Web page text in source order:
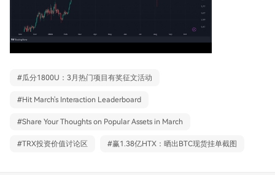
#瓜分1800U：3月热门项目有奖征文活动
#Hit March's Interaction Leaderboard
#Share Your Thoughts on Popular Assets in March
#TRX投资价值讨论区 #赢1.38亿HTX：晒出BTC现货挂单截图